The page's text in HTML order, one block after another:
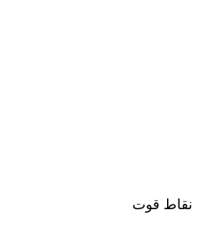
نقاط قوت